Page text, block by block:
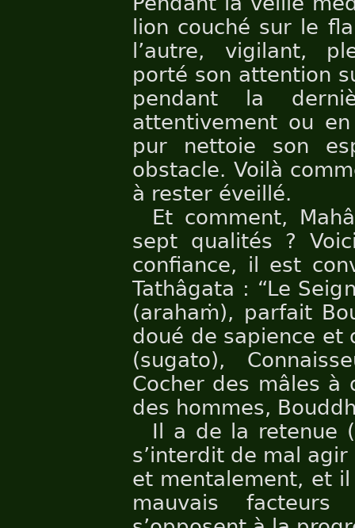
lion couché sur le
l’autre, vigilant,
porté son attention
pendant la
attentivement ou
pur nettoie son
obstacle. Voilà
à rester éveillé.
Et comment,
sept qualités ?
confiance, il est
Tathâgata : “Le
(arahaṁ), parfait
doué de sapience et
(sugato),
Cocher des mâles à
des hommes,
Il a de la retenue
s’interdit de mal
et mentalement, et il
mauvais facteurs